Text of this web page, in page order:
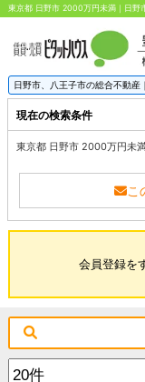
日野市、八王子市の総合不動
現在の検索条件
東京都 日野市 2000万円未
こ
会員登録を